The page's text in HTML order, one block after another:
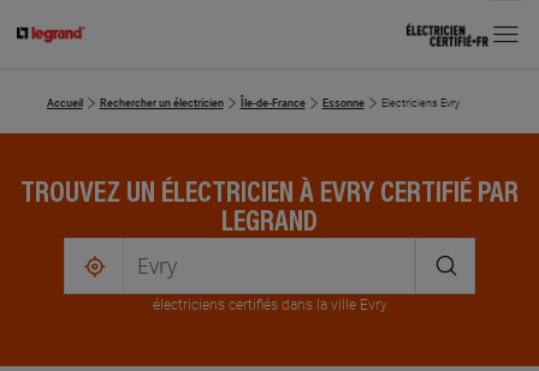
MENU
Accueil Rechercher un électricien Île-de-France Essonne Electriciens Evry
TROUVEZ UN ÉLECTRICIEN À EVRY CERTIFIÉ PAR
LEGRAND
me
localiser électricienscertifiésdans la ville Evry